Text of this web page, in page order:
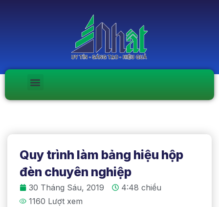
Quy trình làm bảng hiệu hộp
đèn chuyên nghiệp
30 Tháng Sáu, 2019
4:48 chiều
1160 Lượt xem